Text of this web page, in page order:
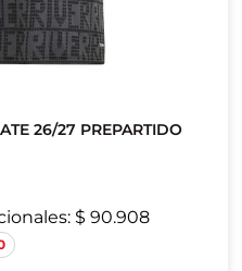
26/27 PREPARTIDO
$ 90.908
S